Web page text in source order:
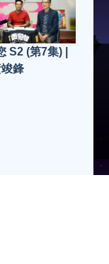
S2 (第7集) |
鋒